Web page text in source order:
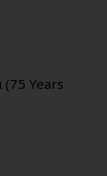
(75 Years